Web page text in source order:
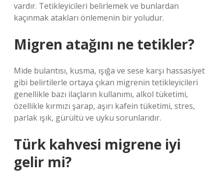
vardır. Tetikleyicileri belirlemek ve bunlardan
kaçınmak atakları önlemenin bir yoludur.
Migren atağını ne tetikler?
Mide bulantısı, kusma, ışığa ve sese karşı hassasiyet
gibi belirtilerle ortaya çıkan migrenin tetikleyicileri
genellikle bazı ilaçların kullanımı, alkol tüketimi,
özellikle kırmızı şarap, aşırı kafein tüketimi, stres,
parlak ışık, gürültü ve uyku sorunlarıdır.
Türk kahvesi migrene iyi
gelir mi?